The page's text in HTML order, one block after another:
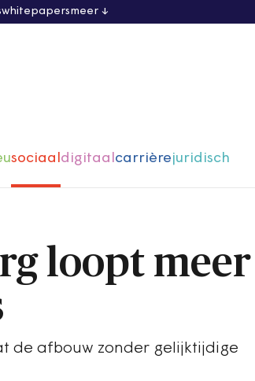
whitepapersmeer
sociaaldigitaalcarrièrejuridisch
loopt meer
de afbouw zonder gelijktijdige